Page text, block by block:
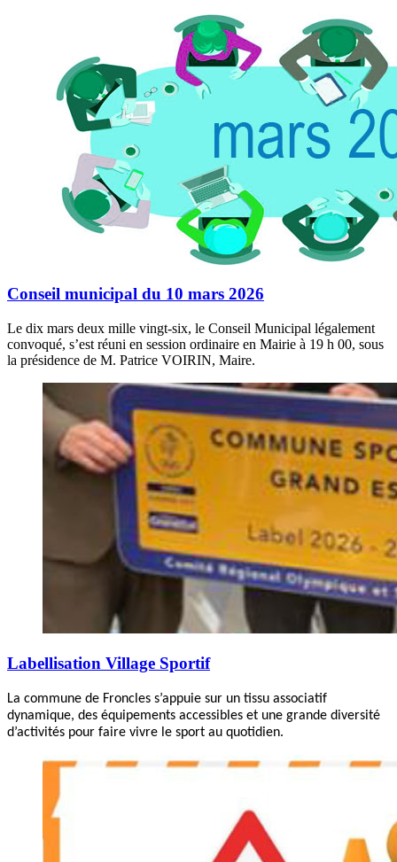
Conseil municipal du 10 mars 2026
Le dix mars deux mille vingt-six, le Conseil Municipal légalement
convoqué, s’est réuni en session ordinaire en Mairie à 19 h 00, sous
la présidence de M. Patrice VOIRIN, Maire.
Labellisation Village Sportif
La commune de Froncles s’appuie sur un tissu associatif
dynamique, des équipements accessibles et une grande diversité
d’activités pour faire vivre le sport au quotidien.